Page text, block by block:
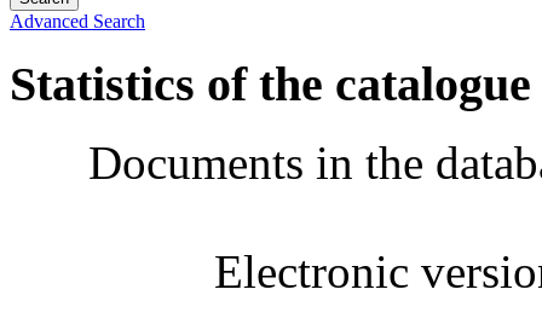
Advanced Search
Statistics of the catalogue
Documents in the
Electronic